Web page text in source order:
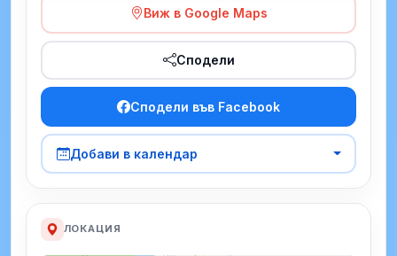
Виж в Google Maps
Сподели
Сподели във Facebook
Добави в календар
ЛОКАЦИЯ